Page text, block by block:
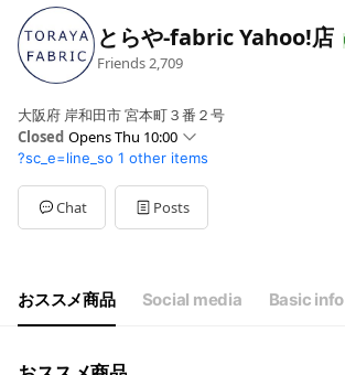
とらや-fabric Yahoo!店
Friends2,709
大阪府 岸和田市 宮本町３番２号
Closed Opens Thu 10:00
SunClosed
Mon10:00 - 17:00
Tue10:00 - 17:00
Wed10:00 - 17:00
Sat
10:00 - 17:00
日曜日と祝日は休業日
?sc_e=line_so 1 other items
Chat Posts
おススメ商品 Social media Basic info